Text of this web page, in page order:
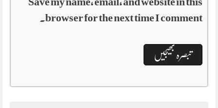
browser for the next time I comment.